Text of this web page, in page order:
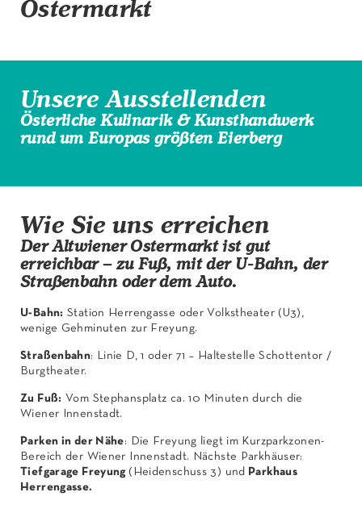
Ostermarkt
Unsere Ausstellenden
Österliche Kulinarik & Kunsthandwerk
rund um Europas größten Eierberg
Wie Sie uns erreichen
Der Altwiener Ostermarkt ist gut
erreichbar – zu Fuß, mit der U-Bahn, der
Straßenbahn oder dem Auto.
U-Bahn: Station Herrengasse oder Volkstheater (U3),
wenige Gehminuten zur Freyung.
Straßenbahn: Linie D, 1 oder 71 – Haltestelle Schottentor /
Burgtheater.
Zu Fuß: Vom Stephansplatz ca. 10 Minuten durch die
Wiener Innenstadt.
Parken in der Nähe: Die Freyung liegt im Kurzparkzonen-
Bereich der Wiener Innenstadt. Nächste Parkhäuser:
Tiefgarage Freyung (Heidenschuss 3) und Parkhaus
Herrengasse.